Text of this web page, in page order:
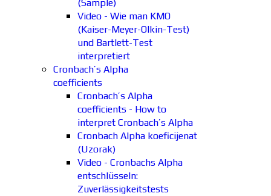
(Sample)
Video - Wie man KMO
(Kaiser-Meyer-Olkin-Test)
und Bartlett-Test
interpretiert
Cronbach’s Alpha
coefficients
Cronbach’s Alpha
coefficients - How to
interpret Cronbach’s Alpha
Cronbach Alpha koeficijenat
(Uzorak)
Video - Cronbachs Alpha
entschlüsseln:
Zuverlässigkeitstests